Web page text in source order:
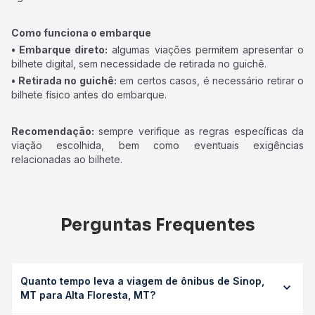
Como funciona o embarque
• Embarque direto: algumas viações permitem apresentar o
bilhete digital, sem necessidade de retirada no guichê.
• Retirada no guichê: em certos casos, é necessário retirar o
bilhete físico antes do embarque.
Recomendação: sempre verifique as regras específicas da
viação escolhida, bem como eventuais exigências
relacionadas ao bilhete.
Perguntas Frequentes
Quanto tempo leva a viagem de ônibus de Sinop,
MT para Alta Floresta, MT?